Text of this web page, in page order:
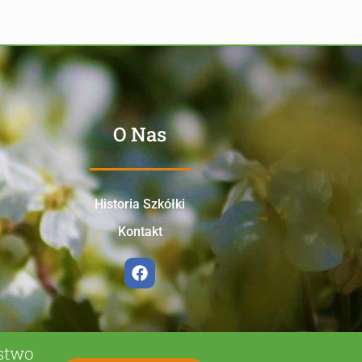
O Nas
Historia Szkółki
Kontakt